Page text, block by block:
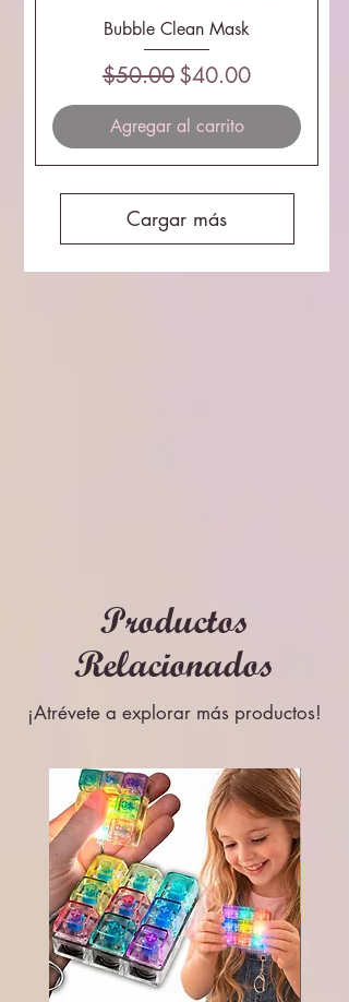
Bubble Clean Mask
Precio
$50.00Precio de oferta
$40.00
Agregar al carrito
Cargar más
Productos
Relacionados
¡Atrévete a explorar más productos!